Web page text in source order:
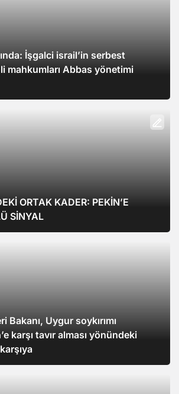
İşgalci israil’in serbest
mahkumları Abbas yönetimi
ORTAK KADER: PEKİN’E
SİNYAL
Bakanı, Uygur soykırımı
karşı tavır alması yönündeki